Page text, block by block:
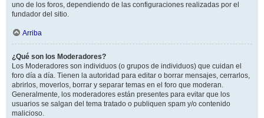
uno de los foros, dependiendo de las configuraciones realizadas por el
fundador del sitio.
Arriba
¿Qué son los Moderadores?
Los Moderadores son individuos (o grupos de individuos) que cuidan el
foro día a día. Tienen la autoridad para editar o borrar mensajes, cerrarlos,
abrirlos, moverlos, borrar y separar temas en el foro que moderan.
Generalmente, los moderadores están presentes para evitar que los
usuarios se salgan del tema tratado o publiquen spam y/o contenido
malicioso.